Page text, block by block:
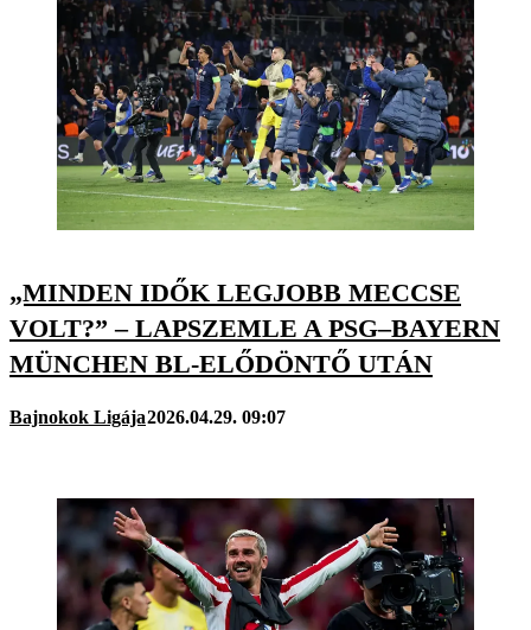
„MINDEN IDŐK LEGJOBB MECCSE
VOLT?” – LAPSZEMLE A PSG–BAYERN
MÜNCHEN BL-ELŐDÖNTŐ UTÁN
Bajnokok Ligája2026.04.29. 09:07